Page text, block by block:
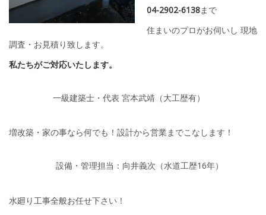
04-2902-6138まで
住まいのプロがお伺いし 現地
調査・お見積り致します。
私たちがご対応いたします。
一級建築士・代表 宮本武靖（大工歴有）
増改築・家の事なら何でも！設計から営業までこなします！
設備・管理担当：向井義次（水道工歴16年）
水廻り工事全般お任せ下さい！